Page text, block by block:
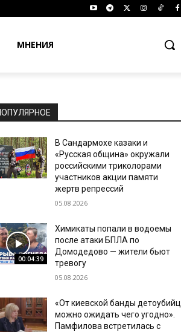
МНЕНИЯ
В Сандармохе казаки и
«Русская община» окружали
российскими триколорами
участников акции памяти
жертв репрессий
05.08.2026
00:04:39
Химикаты попали в водоемы
после атаки БПЛА по
Домодедово — жители бьют
тревогу
05.08.2026
«От киевской банды детоубийц
можно ожидать чего угодно».
Памфилова встретилась с